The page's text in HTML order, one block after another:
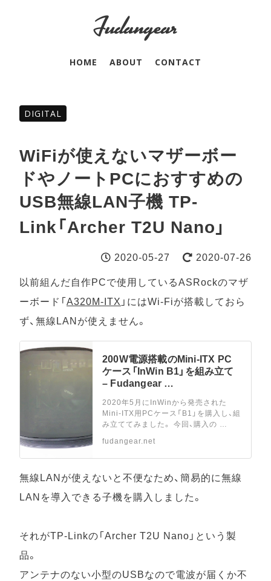
HOME ABOUT CONTACT
DIGITAL
WiFiが使えないマザーボー
ドやノートPCにおすすめの
USB無線LAN子機 TP-
Link「Archer T2U Nano」
2020-05-27 2020-07-26
以前組んだ自作PCで使用しているASRockのマザ
ーボード「 A320M-ITX 」にはWi-Fiが搭載しておら
ず、無線LANが使えません。
200W電源搭載のMini-ITX PC
ケース「InWin B1」を組み立て
– Fudangear …
2020年5月にInWinから発売された
Mini-ITX用PCケース「B1」を購入し、組
み立ててみました。 今回、購入の …
fudangear.net
無線LANが使えないと不便なため、簡易的に無線
LANを導入できる子機を購入しました。
それがTP-Linkの「Archer T2U Nano」という製
品。
アンテナのない小型のUSBなので電波が届くか不